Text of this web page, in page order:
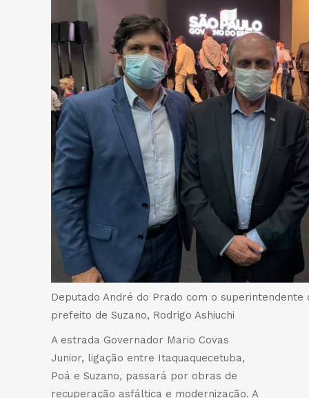
Deputado André do Prado com o superintendente
prefeito de Suzano, Rodrigo Ashiuchi
A estrada Governador Mario Covas
Junior, ligação entre Itaquaquecetuba,
Poá e Suzano, passará por obras de
recuperação asfáltica e modernização. A